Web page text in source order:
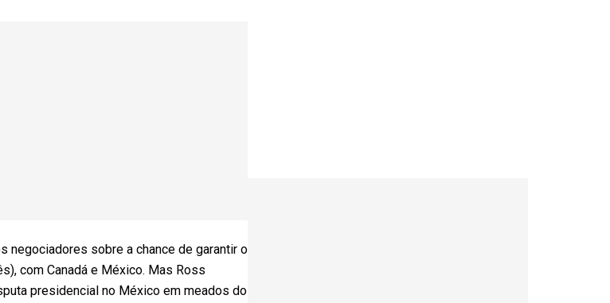
negociadores sobre a chance de garantir o
com Canadá e México. Mas Ross
presidencial no México em meados do